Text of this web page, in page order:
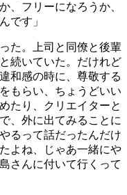
、フリーになろうか、
です」
た。上司と同僚と後輩
続いていた。だけれど
和感の時に、尊敬する
もらい、ちょうどいい
たり、クリエイターと
、外に出てみることに
るって話だったんだけ
よね、じゃあ一緒にや
さんに付いて行くって